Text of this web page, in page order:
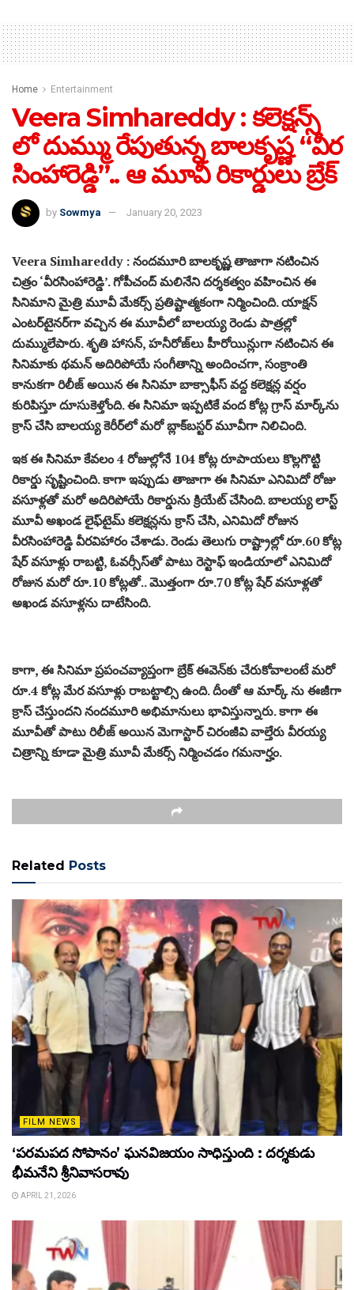
Home Entertainment
Veera Simhareddy : కలెక్షన్స్
లో దుమ్ము రేపుతున్న బాలకృష్ణ “వీర
సింహారెడ్డి”.. ఆ మూవీ రికార్డులు బ్రేక్
by Sowmya January 20, 2023
Veera Simhareddy : నందమూరి బాలకృష్ణ తాజాగా నటించిన
చిత్రం ‘వీరసింహారెడ్డి’. గోపీచంద్ మలినేని దర్శకత్వం వహించిన ఈ
సినిమాని మైత్రి మూవీ మేకర్స్ ప్రతిష్టాత్మకంగా నిర్మించింది. యాక్షన్
ఎంటర్‌టైనర్‌గా వచ్చిన ఈ మూవీలో బాలయ్య రెండు పాత్రల్లో
దుమ్ములేపారు. శృతి హాసన్, హనీరోజ్‌లు హీరోయిన్లుగా నటించిన ఈ
సినిమాకు థమన్ అదిరిపోయే సంగీతాన్ని అందించగా, సంక్రాంతి
కానుకగా రిలీజ్ అయిన ఈ సినిమా బాక్సాఫీస్ వద్ద కలెక్షన్ల వర్షం
కురిపిస్తూ దూసుకెళ్తోంది. ఈ సినిమా ఇప్పటికే వంద కోట్ల గ్రాస్ మార్క్‌ను
క్రాస్ చేసి బాలయ్య కెరీర్‌లో మరో బ్లాక్‌బస్టర్ మూవీగా నిలిచింది.
ఇక ఈ సినిమా కేవలం 4 రోజుల్లోనే 104 కోట్ల రూపాయలు కొల్లగొట్టి
రికార్డు సృష్టించింది. కాగా ఇప్పుడు తాజాగా ఈ సినిమా ఎనిమిదో రోజు
వసూళ్లతో మరో అదిరిపోయే రికార్డును క్రియేట్ చేసింది. బాలయ్య లాస్ట్
మూవీ అఖండ లైఫ్‌టైమ్ కలెక్షన్లను క్రాస్ చేసి, ఎనిమిదో రోజున
వీరసింహారెడ్డి వీరవిహారం చేశాడు. రెండు తెలుగు రాష్ట్రాల్లో రూ.60 కోట్ల
షేర్ వసూళ్లు రాబట్టి, ఓవర్సీస్‌తో పాటు రెస్టాఫ్ ఇండియాలో ఎనిమిదో
రోజున మరో రూ.10 కోట్లతో.. మొత్తంగా రూ.70 కోట్ల షేర్ వసూళ్లతో
అఖండ వసూళ్లను దాటేసింది.
కాగా, ఈ సినిమా ప్రపంచవ్యాప్తంగా బ్రేక్ ఈవెన్‌కు చేరుకోవాలంటే మరో
రూ.4 కోట్ల మేర వసూళ్లు రాబట్టాల్సి ఉంది. దీంతో ఆ మార్క్ ను ఈజీగా
క్రాస్ చేస్తుందని నందమూరి అభిమానులు భావిస్తున్నారు. కాగా ఈ
మూవీతో పాటు రిలీజ్ అయిన మెగాస్టార్ చిరంజీవి వాల్తేరు వీరయ్య
చిత్రాన్ని కూడా మైత్రి మూవీ మేకర్స్ నిర్మించడం గమనార్హం.
Related Posts
FILM NEWS
‘పరమపద సోపానం’ ఘనవిజయం సాధిస్తుంది : దర్శకుడు
భీమనేని శ్రీనివాసరావు
APRIL 21, 2026